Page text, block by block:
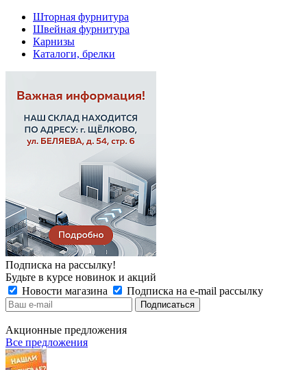
Шторная фурнитура
Швейная фурнитура
Карнизы
Каталоги, брелки
Подписка на рассылку!
Будьте в курсе новинок и акций
Новости магазина
Подписка на e-mail рассылку
Акционные предложения
Все предложения